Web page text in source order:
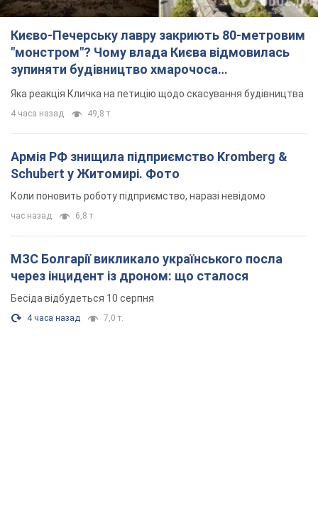
Києво-Печерську лавру закриють 80-метровим
"монстром"? Чому влада Києва відмовилась
зупиняти будівництво хмарочоса
"московського вірянина"
Яка реакція Кличка на петицію щодо скасування будівництва
4 часа назад 49,8 т.
Армія РФ знищила підприємство Kromberg &
Schubert у Житомирі. Фото
Коли поновить роботу підприємство, наразі невідомо
час назад 6,8 т.
МЗС Болгарії викликало українського посла
через інцидент із дроном: що сталося
Бесіда відбудеться 10 серпня
4 часа назад 7,0 т.